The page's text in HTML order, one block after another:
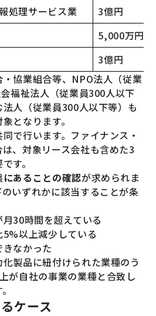
処理サービス業
3億円
5,000万円
3億円
協業組合等、NPO法人（従業
福祉法人（従業員300人以下
人（従業員300人以下等）も
となります。
で行います。ファイナンス・
、対象リース会社も含めた3
す。
あることの確認が求められま
いずれかに該当することが条
30時間を超えている
以上減少している
なかった
製品に紐付けられた業種のう
が自社の事業の業種と合致し
ケース